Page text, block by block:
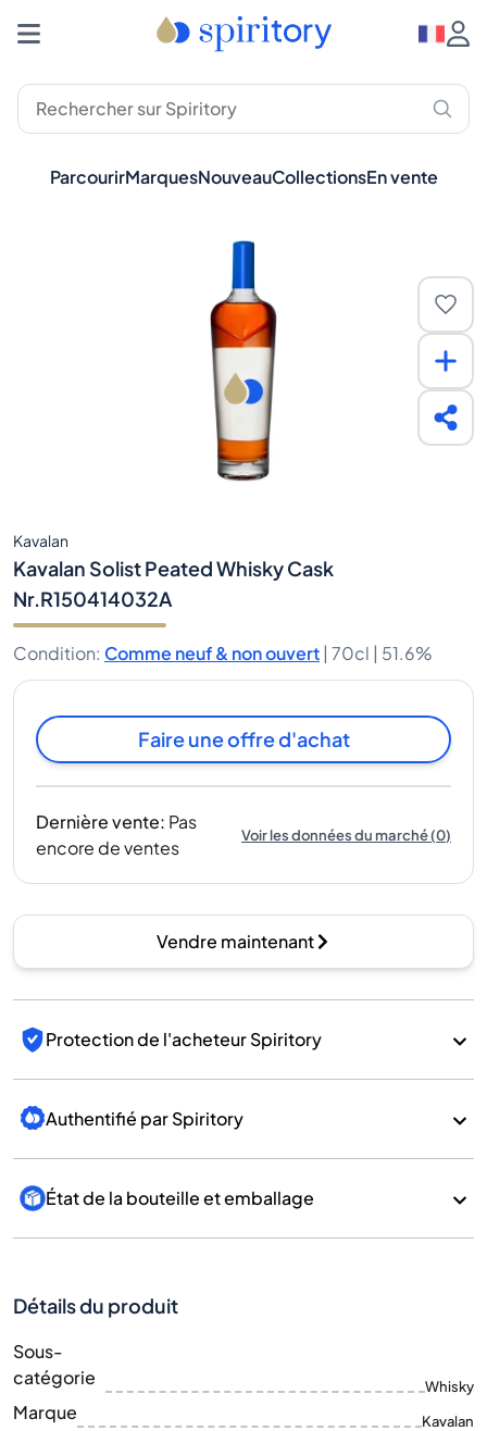
ParcourirMarquesNouveauCollectionsEn vente
Kavalan
Kavalan Solist Peated Whisky Cask
Nr.R150414032A
Condition: Comme neuf & non ouvert | 70cl | 51.6%
Faire une offre d'achat
Dernière vente: Pas
encore de ventes
Voir les données du marché(0)
Vendre maintenant
Protection de l'acheteur Spiritory
Authentifié par Spiritory
État de la bouteille et emballage
Détails du produit
Sous-
catégorie
Whisky
Marque Kavalan